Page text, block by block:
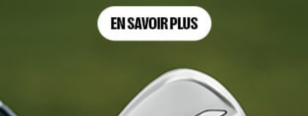
assurant une mise en rayon qualitative. Vous accueillez,
écoutez et dialoguez avec nos clients pour répondre à leurs
attentes. Vous contribuez à la fidélisation de nos clients en
d’une première expérience réussie dans la vente de matériel
de golf avec une bonne connaissance du matériel. Lieu de
travail : Corbeil-Essonnes Durée hebdomadaire : 39 heures